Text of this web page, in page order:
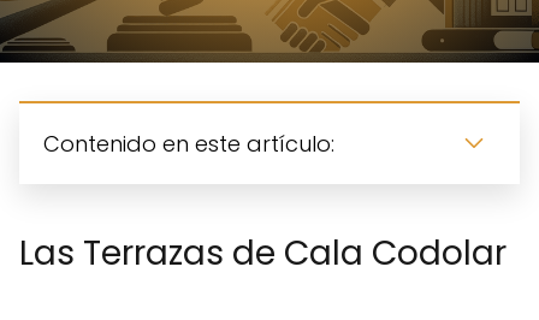
Contenido en este artículo:
Las Terrazas de Cala Codolar